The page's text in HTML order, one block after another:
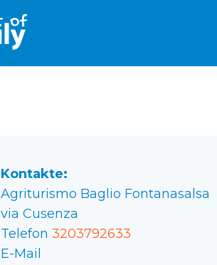
Kontakte:
Agriturismo Baglio Fontanasalsa
via Cusenza
Telefon 3203792633
E-Mail